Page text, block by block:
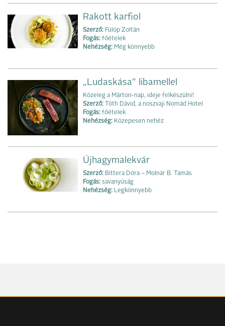
Rakott karfiol
Szerző: Fülöp Zoltán
Fogás: főételek
Nehézség: Még könnyebb
„Ludaskása” libamellel
Közeleg a Márton-nap, ideje felkészülni!
Szerző: Tóth Dávid, a noszvaji Nomád Hotel
Fogás: főételek
Nehézség: Közepesen nehéz
Újhagymalekvár
Szerző: Bittera Dóra – Molnár B. Tamás
Fogás: savanyúság
Nehézség: Legkönnyebb